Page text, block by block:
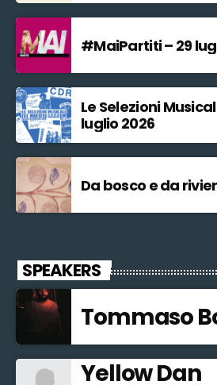
#MaiPartiti – 29
Le Selezioni
luglio 2026
Da bosco e da
SPEAKERS
Tommaso
Yellow Dan